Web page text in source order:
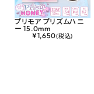
プリモア プリズムハニ
ー 15.0mm
¥1,650(税込)